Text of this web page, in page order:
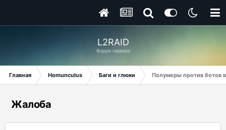
L2RAID
Форум сервера
Главная Homunculus Баги и глюки Полумеры против ботов
Жалоба